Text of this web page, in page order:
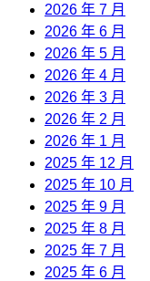
2026 年 7 月
2026 年 6 月
2026 年 5 月
2026 年 4 月
2026 年 3 月
2026 年 2 月
2026 年 1 月
2025 年 12 月
2025 年 10 月
2025 年 9 月
2025 年 8 月
2025 年 7 月
2025 年 6 月